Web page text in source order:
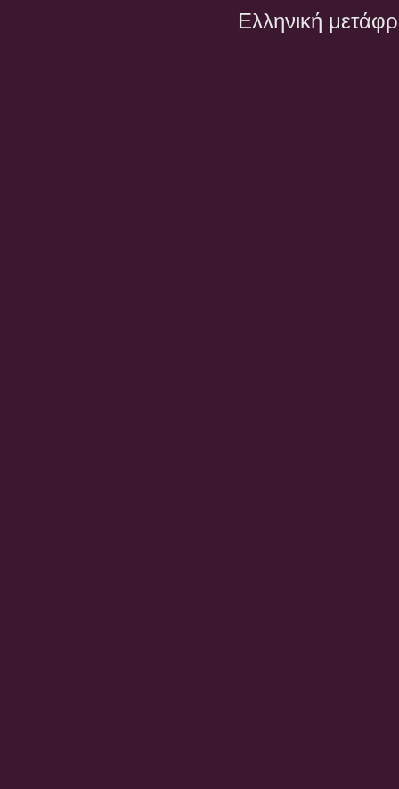
Ελληνική